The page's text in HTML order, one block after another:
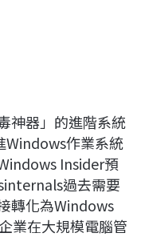
神器」的進階系統
Windows作業系統
Insider預
過去需要
轉化為Windows
業在大規模電腦管